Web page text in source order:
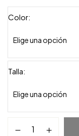
Color
Talla